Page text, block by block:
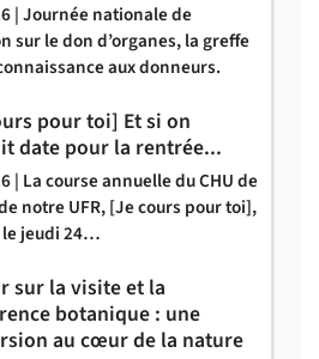
| Journée nationale de
sur le don d’organes, la greffe
aux donneurs.
pour toi] Et si on
date pour la rentrée...
| La course annuelle du CHU de
notre UFR, [Je cours pour toi],
jeudi 24…
sur la visite et la
botanique : une
au cœur de la nature